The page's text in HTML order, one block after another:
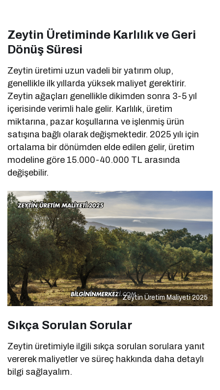
Zeytin Üretiminde Karlılık ve Geri
Dönüş Süresi
Zeytin üretimi uzun vadeli bir yatırım olup,
genellikle ilk yıllarda yüksek maliyet gerektirir.
Zeytin ağaçları genellikle dikimden sonra 3-5 yıl
içerisinde verimli hale gelir. Karlılık, üretim
miktarına, pazar koşullarına ve işlenmiş ürün
satışına bağlı olarak değişmektedir. 2025 yılı için
ortalama bir dönümden elde edilen gelir, üretim
modeline göre 15.000-40.000 TL arasında
değişebilir.
Zeytin Üretim Maliyeti 2025
Sıkça Sorulan Sorular
Zeytin üretimiyle ilgili sıkça sorulan sorulara yanıt
vererek maliyetler ve süreç hakkında daha detaylı
bilgi sağlayalım.